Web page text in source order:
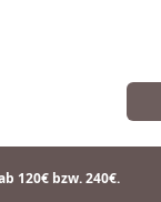
120€ bzw. 240€.